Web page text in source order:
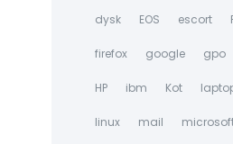
dysk EOS escort
firefox google gpo
HP ibm Kot
linux mail